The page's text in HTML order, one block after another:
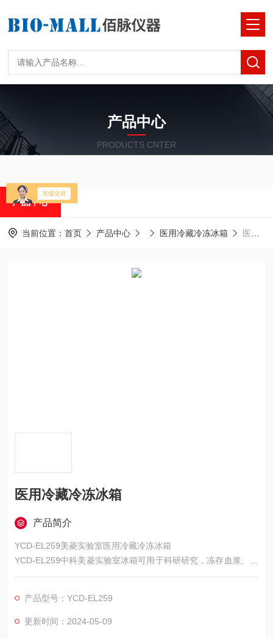
产品中心
PRODUCTS CNTER
产品中心
当前位置： 首页 产品中心 医用冷藏冷冻冰箱 医用冷藏冷冻冰箱
医用冷藏冷冻冰箱
产品简介
YCD-EL259美菱实验室医用冷藏冷冻冰箱
YCD-EL259中科美菱实验室冰箱可用于科研研究，冻存血浆、生
物材料、疫苗、试验等。适用于药房、制药厂、医院、防疫站、
产品型号：YCD-EL259
更新时间：2024-05-09